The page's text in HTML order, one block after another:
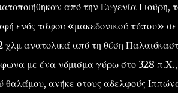
από την Ευγενία Γιούρη,
ενός τάφου «μακεδονικού τύπου» σε
χλμ ανατολικά από τη θέση
με ένα νόμισμα γύρω στο 328 π.Χ.,
θαλάμου, ανήκε στους αδελφούς